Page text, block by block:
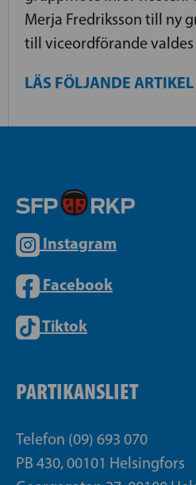
Merja Fredriksson till ny
till viceordförande valdes
LÄS FÖLJANDE ARTIKEL
Instagram
Facebook
Tiktok
PARTIKANSLIET
Telefon (09) 693 070
PB 430, 00101 Helsingfors